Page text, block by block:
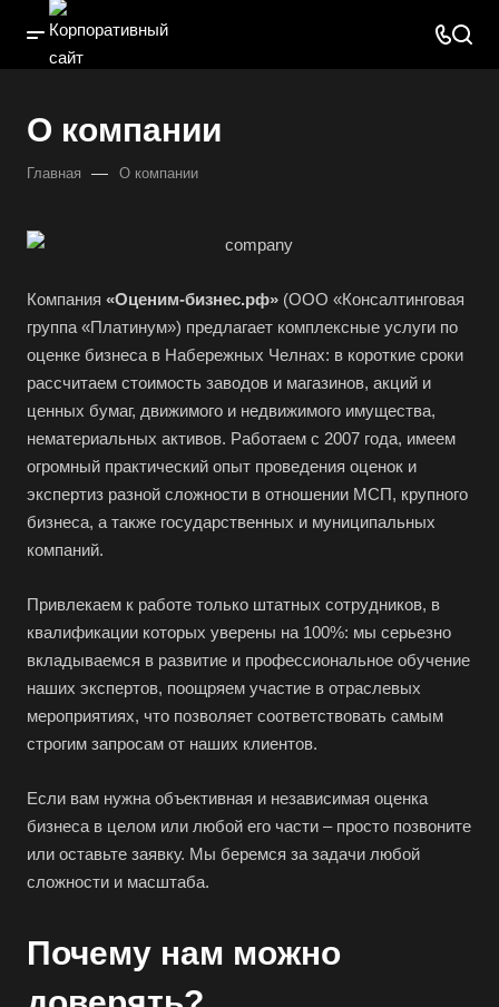
О компании
Главная — О компании
Компания «Оценим-бизнес.рф» (ООО «Консалтинговая
группа «Платинум») предлагает комплексные услуги по
оценке бизнеса в Набережных Челнах: в короткие сроки
рассчитаем стоимость заводов и магазинов, акций и
ценных бумаг, движимого и недвижимого имущества,
нематериальных активов. Работаем с 2007 года, имеем
огромный практический опыт проведения оценок и
экспертиз разной сложности в отношении МСП, крупного
бизнеса, а также государственных и муниципальных
компаний.
Привлекаем к работе только штатных сотрудников, в
квалификации которых уверены на 100%: мы серьезно
вкладываемся в развитие и профессиональное обучение
наших экспертов, поощряем участие в отраслевых
мероприятиях, что позволяет соответствовать самым
строгим запросам от наших клиентов.
Если вам нужна объективная и независимая оценка
бизнеса в целом или любой его части – просто позвоните
или оставьте заявку. Мы беремся за задачи любой
сложности и масштаба.
Почему нам можно